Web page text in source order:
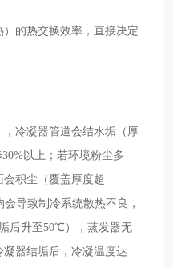
的热交换效率，直接决定
冷凝器管道会结水垢（厚
以上；若环境粉尘多
会积尘（覆盖厚度超
导致制冷系统散热不良，
后升至50℃），蒸发器无
器结垢后，冷凝温度达